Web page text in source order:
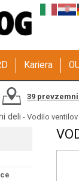
Kariera
39
deli - Vodilo ventilov